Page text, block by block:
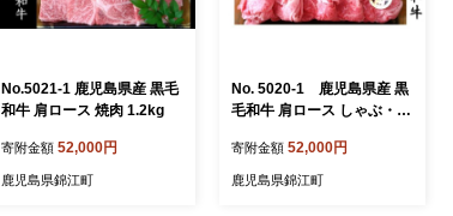
No.5021-1 鹿児島県産 黒毛
和牛 肩ロース 焼肉 1.2kg
寄附金額 52,000円
鹿児島県錦江町
No. 5020-1 鹿児島県産 黒
毛和牛 肩ロース しゃぶ・す
寄附金額 52,000円
鹿児島県錦江町